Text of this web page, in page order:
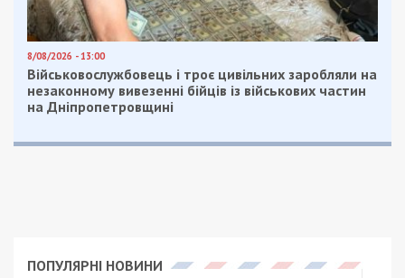
зброєю з Дніпра, передали до бюджету
Следующая статья:
У митника конфіскували квартиру за 2,5
мільйона в історичному центрі Одеси